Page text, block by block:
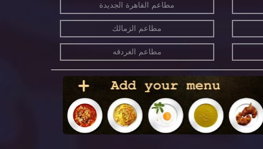
مطاعم القاهرة الجديدة
مطاعم الزمالك
مطاعم الغردقه